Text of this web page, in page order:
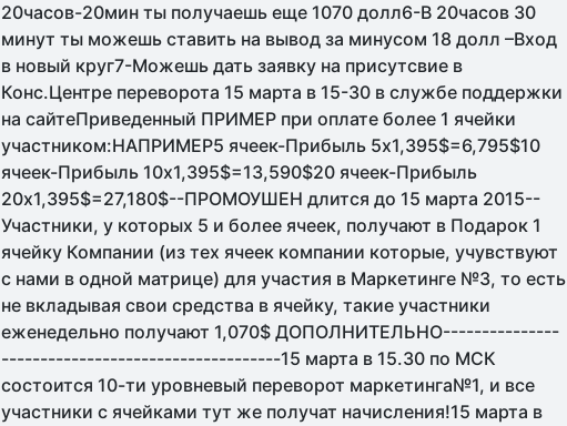
20часов-20мин ты получаешь еще 1070 долл6-В 20часов 30
минут ты можешь ставить на вывод за минусом 18 долл –Вход
в новый круг7-Можешь дать заявку на присутсвие в
Конс.Центре переворота 15 марта в 15-30 в службе поддержки
на сайтеПриведенный ПРИМЕР при оплате более 1 ячейки
участником:НАПРИМЕР5 ячеек-Прибыль 5х1,395$=6,795$10
ячеек-Прибыль 10х1,395$=13,590$20 ячеек-Прибыль
20х1,395$=27,180$--ПРОМОУШЕН длится до 15 марта 2015--
Участники, у которых 5 и более ячеек, получают в Подарок 1
ячейку Компании (из тех ячеек компании которые, учувствуют
с нами в одной матрице) для участия в Маркетинге №3, то есть
не вкладывая свои средства в ячейку, такие участники
еженедельно получают 1,070$ ДОПОЛНИТЕЛЬНО---------------
------------------------------------15 марта в 15.30 по МСК
состоится 10-ти уровневый переворот маркетинга№1, и все
участники с ячейками тут же получат начисления!15 марта в